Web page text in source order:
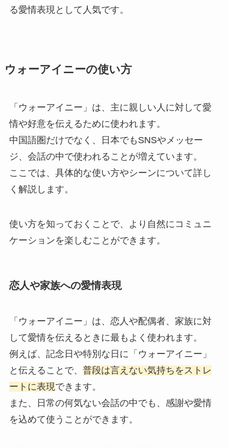
る愛情表現として人気です。
ウォーアイニーの使い方
「ウォーアイニー」は、主に親しい人に対して愛
情や好意を伝えるために使われます。
中国語圏だけでなく、日本でもSNSやメッセー
ジ、会話の中で使われることが増えています。
ここでは、具体的な使い方やシーンについて詳し
く解説します。
使い方を知っておくことで、より自然にコミュニ
ケーションを楽しむことができます。
恋人や家族への愛情表現
「ウォーアイニー」は、恋人や配偶者、家族に対
して愛情を伝えるときに最もよく使われます。
例えば、記念日や特別な日に「ウォーアイニー」
と伝えることで、 普段は言えない気持ちをストレ
ートに表現できます。
また、日常の何気ない会話の中でも、感謝や愛情
を込めて使うことができます。